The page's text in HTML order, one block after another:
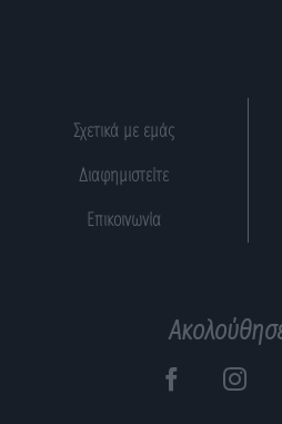
Σχετικά με εμάς
Διαφημιστείτε
Επικοινωνία